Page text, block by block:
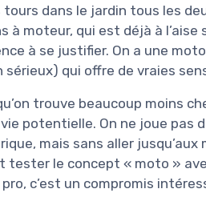
dans le jardin tous les
moteur, qui est déjà à l’aise
à se justifier. On a une
qui offre de vraies
trouve beaucoup moins
potentielle. On ne joue pas
mais sans aller jusqu’aux
tester le concept « moto »
c’est un compromis